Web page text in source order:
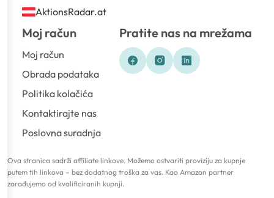
AktionsRadar.at
Moj račun
Moj račun
Obrada podataka
Politika kolačića
Kontaktirajte nas
Poslovna suradnja
Pratite nas na mrežama
Ova stranica sadrži affiliate linkove. Možemo ostvariti proviziju za kupnje
putem tih linkova – bez dodatnog troška za vas. Kao Amazon partner
zarađujemo od kvalificiranih kupnji.